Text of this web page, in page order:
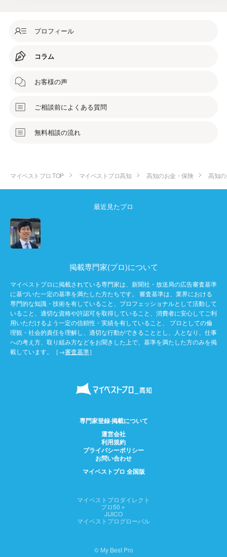
プロフィール
コラム
お客様の声
ご相談前によくある質問
無料相談の流れ
マイベストプロ TOP マイベストプロ高知 高知のお金・保険 高知
最近見たプロ
掲載専門家(プロ)について
マイベストプロに掲載されている専門家は、新聞社・放送局の広告審査基準
に基づいた一定の基準を満たした方たちです。 審査基準は、業界における
専門的な知識・技術を有していること、プロフェッショナルとして活動して
いること、適切な資格や許認可を取得していること、消費者に安心してご利
用いただけるよう一定の信頼性・実績を有していること、 プロとしての倫
理観・社会的責任を理解し、適切な行動ができることとし、人となり、仕事
への考え方、取り組み方などをお聞きした上で、基準を満たした方のみを掲
載しています。［→審査基準］
専門家登録·掲載について
運営会社
利用規約
プライバシーポリシー
お問い合わせ
マイベストプロ 全国版
マイベストプロダイレクト
プロ50＋
JIJICO
マイベストプログローバル
© My Best Pro